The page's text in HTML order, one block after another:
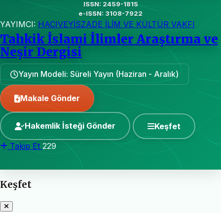
ISSN: 2459-1815
e-ISSN: 3108-7922
YAYIMCI: HACIVEYİSZADE İLİM VE KÜLTÜR VAKFI
Tahkik İslami İlimler Araştırma ve
Neşir Dergisi
Yayın Modeli: Süreli Yayın (Haziran - Aralık)
Makale Gönder
Hakemlik İsteği Gönder Keşfet
Takip Et 229
Keşfet